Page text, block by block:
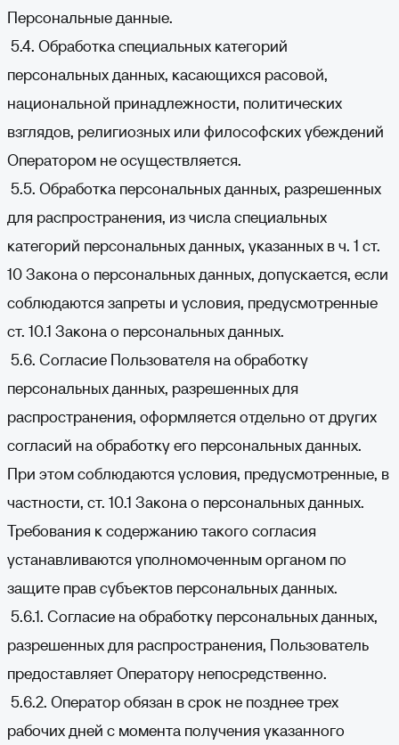
Персональные данные.
5.4. Обработка специальных категорий
персональных данных, касающихся расовой,
национальной принадлежности, политических
взглядов, религиозных или философских убеждений
Оператором не осуществляется.
5.5. Обработка персональных данных, разрешенных
для распространения, из числа специальных
категорий персональных данных, указанных в ч. 1 ст.
10 Закона о персональных данных, допускается, если
соблюдаются запреты и условия, предусмотренные
ст. 10.1 Закона о персональных данных.
5.6. Согласие Пользователя на обработку
персональных данных, разрешенных для
распространения, оформляется отдельно от других
согласий на обработку его персональных данных.
При этом соблюдаются условия, предусмотренные, в
частности, ст. 10.1 Закона о персональных данных.
Требования к содержанию такого согласия
устанавливаются уполномоченным органом по
защите прав субъектов персональных данных.
5.6.1. Согласие на обработку персональных данных,
разрешенных для распространения, Пользователь
предоставляет Оператору непосредственно.
5.6.2. Оператор обязан в срок не позднее трех
рабочих дней с момента получения указанного